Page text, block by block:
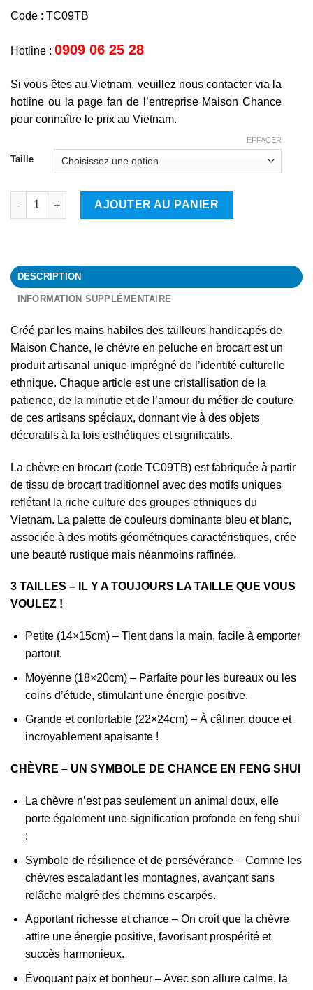
Code : TC09TB
Hotline : 0909 06 25 28
Si vous êtes au Vietnam, veuillez nous contacter via la
hotline ou la page fan de l’entreprise Maison Chance
pour connaître le prix au Vietnam.
Taille
EFFACER
quantité de Chèvre
AJOUTER AU PANIER
DESCRIPTION
INFORMATION SUPPLÉMENTAIRE
Créé par les mains habiles des tailleurs handicapés de
Maison Chance, le chèvre en peluche en brocart est un
produit artisanal unique imprégné de l’identité culturelle
ethnique. Chaque article est une cristallisation de la
patience, de la minutie et de l’amour du métier de couture
de ces artisans spéciaux, donnant vie à des objets
décoratifs à la fois esthétiques et significatifs.
La chèvre en brocart (code TC09TB) est fabriquée à partir
de tissu de brocart traditionnel avec des motifs uniques
reflétant la riche culture des groupes ethniques du
Vietnam. La palette de couleurs dominante bleu et blanc,
associée à des motifs géométriques caractéristiques, crée
une beauté rustique mais néanmoins raffinée.
3 TAILLES – IL Y A TOUJOURS LA TAILLE QUE VOUS
VOULEZ !
Petite (14×15cm) – Tient dans la main, facile à emporter
partout.
Moyenne (18×20cm) – Parfaite pour les bureaux ou les
coins d’étude, stimulant une énergie positive.
Grande et confortable (22×24cm) – À câliner, douce et
incroyablement apaisante !
CHÈVRE – UN SYMBOLE DE CHANCE EN FENG SHUI
La chèvre n’est pas seulement un animal doux, elle
porte également une signification profonde en feng shui
:
Symbole de résilience et de persévérance – Comme les
chèvres escaladant les montagnes, avançant sans
relâche malgré des chemins escarpés.
Apportant richesse et chance – On croit que la chèvre
attire une énergie positive, favorisant prospérité et
succès harmonieux.
Évoquant paix et bonheur – Avec son allure calme, la